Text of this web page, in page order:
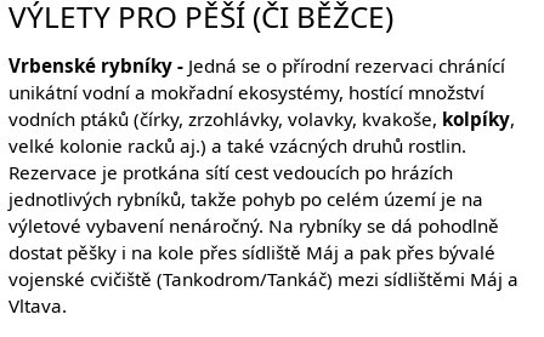
VÝLETY PRO PĚŠÍ (ČI BĚŽCE)
Vrbenské rybníky -Jedná se o přírodní rezervaci chránící
unikátní vodní a mokřadní ekosystémy, hostící množství
vodních ptáků (čírky, zrzohlávky, volavky, kvakoše, kolpíky,
velké kolonie racků aj.) a také vzácných druhů rostlin.
Rezervace je protkána sítí cest vedoucích po hrázích
jednotlivých rybníků, takže pohyb po celém území je na
výletové vybavení nenáročný. Na rybníky se dá pohodlně
dostat pěšky i na kole přes sídliště Máj a pak přes bývalé
vojenské cvičiště (Tankodrom/Tankáč) mezi sídlištěmi Máj a
Vltava.